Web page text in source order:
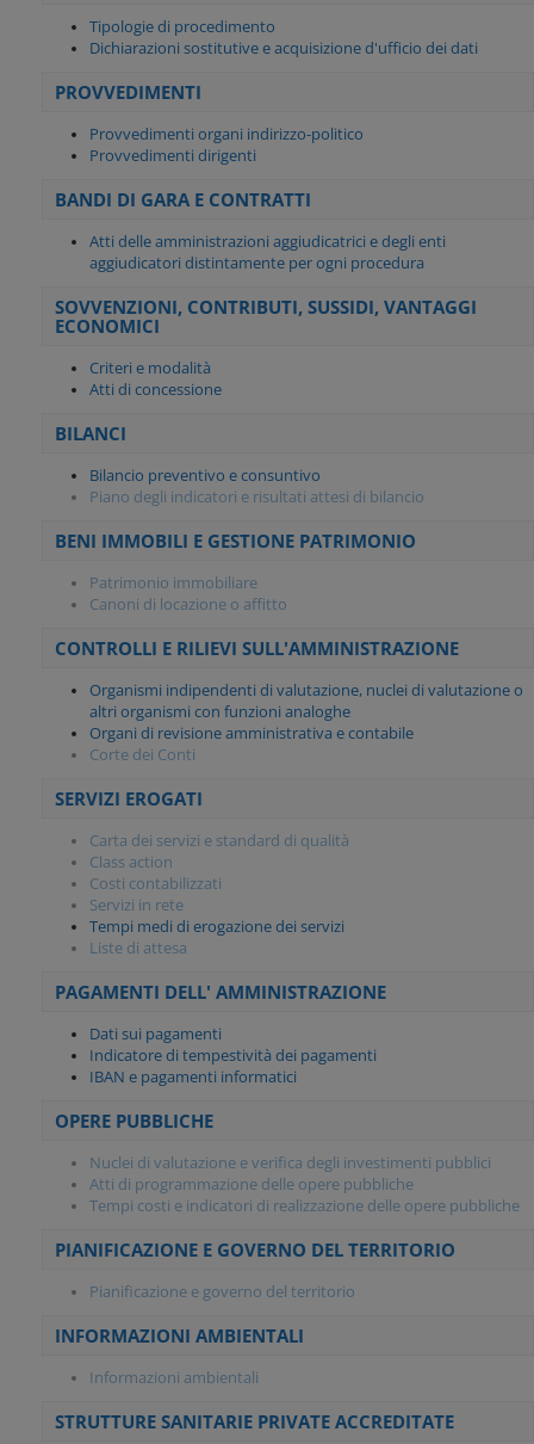
Tipologie di procedimento
Dichiarazioni sostitutive e acquisizione d'ufficio dei dati
PROVVEDIMENTI
Provvedimenti organi indirizzo-politico
Provvedimenti dirigenti
BANDI DI GARA E CONTRATTI
Atti delle amministrazioni aggiudicatrici e degli enti
aggiudicatori distintamente per ogni procedura
SOVVENZIONI, CONTRIBUTI, SUSSIDI, VANTAGGI
ECONOMICI
Criteri e modalità
Atti di concessione
BILANCI
Bilancio preventivo e consuntivo
Piano degli indicatori e risultati attesi di bilancio
BENI IMMOBILI E GESTIONE PATRIMONIO
Patrimonio immobiliare
Canoni di locazione o affitto
CONTROLLI E RILIEVI SULL'AMMINISTRAZIONE
Organismi indipendenti di valutazione, nuclei di valutazione o
altri organismi con funzioni analoghe
Organi di revisione amministrativa e contabile
Corte dei Conti
SERVIZI EROGATI
Carta dei servizi e standard di qualità
Class action
Costi contabilizzati
Servizi in rete
Tempi medi di erogazione dei servizi
Liste di attesa
PAGAMENTI DELL' AMMINISTRAZIONE
Dati sui pagamenti
Indicatore di tempestività dei pagamenti
IBAN e pagamenti informatici
OPERE PUBBLICHE
Nuclei di valutazione e verifica degli investimenti pubblici
Atti di programmazione delle opere pubbliche
Tempi costi e indicatori di realizzazione delle opere pubbliche
PIANIFICAZIONE E GOVERNO DEL TERRITORIO
Pianificazione e governo del territorio
INFORMAZIONI AMBIENTALI
Informazioni ambientali
STRUTTURE SANITARIE PRIVATE ACCREDITATE